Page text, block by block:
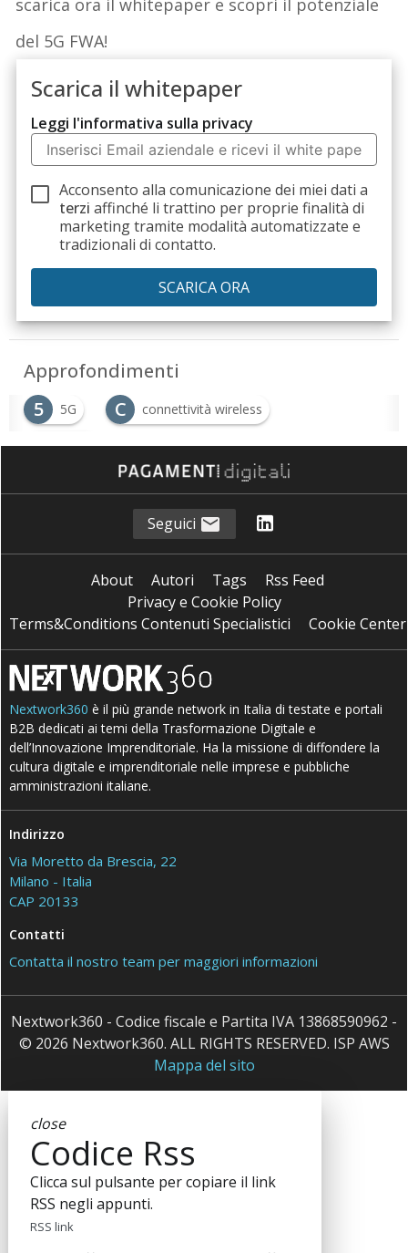
del 5G FWA!
Scarica il whitepaper
Leggi l'informativa sulla privacy
Acconsento alla comunicazione dei miei dati a
terzi affinché li trattino per proprie finalità di
marketing tramite modalità automatizzate e
tradizionali di contatto.
Approfondimenti
5
5G C connettività wireless
T Telco
Seguici
About Autori Tags
Rss Feed
Privacy e Cookie Policy
Terms&Conditions Contenuti Specialistici
Cookie Center
Nextwork360 è il più grande network in Italia di testate e portali
B2B dedicati ai temi della Trasformazione Digitale e
dell’Innovazione Imprenditoriale. Ha la missione di diffondere la
cultura digitale e imprenditoriale nelle imprese e pubbliche
amministrazioni italiane.
Indirizzo
Via Moretto da Brescia, 22
Milano - Italia
CAP 20133
Contatti
Contatta il nostro team per maggiori informazioni
Nextwork360 - Codice fiscale e Partita IVA 13868590962 -
© 2026 Nextwork360. ALL RIGHTS RESERVED. ISP AWS
Mappa del sito
close
Codice Rss
Clicca sul pulsante per copiare il link
RSS negli appunti.
RSS link